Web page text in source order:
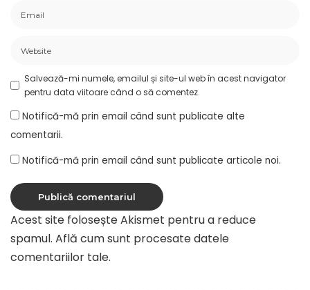
Salvează-mi numele, emailul și site-ul web în acest navigator
pentru data viitoare când o să comentez.
Notifică-mă prin email când sunt publicate alte
comentarii.
Notifică-mă prin email când sunt publicate articole noi.
Acest site folosește Akismet pentru a reduce
spamul. Află cum sunt procesate datele
comentariilor tale.